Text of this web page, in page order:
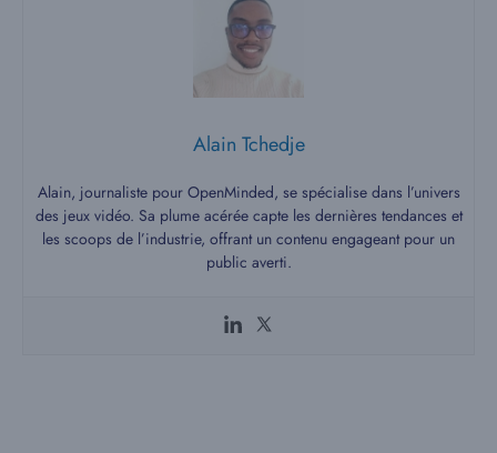
Alain Tchedje
Alain, journaliste pour OpenMinded, se spécialise dans l’univers
des jeux vidéo. Sa plume acérée capte les dernières tendances et
les scoops de l’industrie, offrant un contenu engageant pour un
public averti.